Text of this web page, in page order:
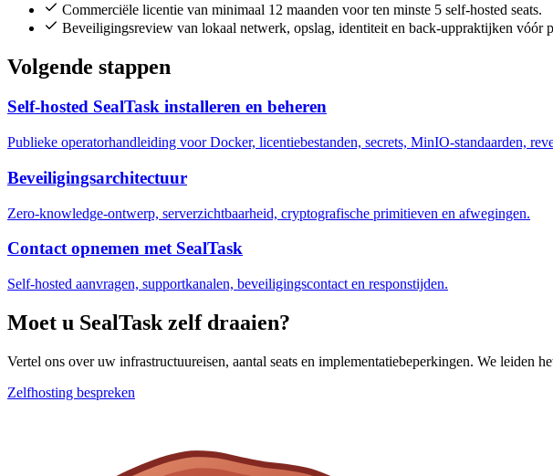
Commerciële licentie van minimaal 12 maanden voor ten minste 5 self-hosted seats.
Beveiligingsreview van lokaal netwerk, opslag, identiteit en back-uppraktijken vóór
Volgende stappen
Self-hosted SealTask installeren en beheren
Publieke operatorhandleiding voor Docker, licentiebestanden, secrets, MinIO-standaarden,
Beveiligingsarchitectuur
Zero-knowledge-ontwerp, serverzichtbaarheid, cryptografische primitieven en afwegingen.
Contact opnemen met SealTask
Self-hosted aanvragen, supportkanalen, beveiligingscontact en responstijden.
Moet u SealTask zelf draaien?
Vertel ons over uw infrastructuureisen, aantal seats en implementatiebeperkingen. We leiden
Zelfhosting bespreken